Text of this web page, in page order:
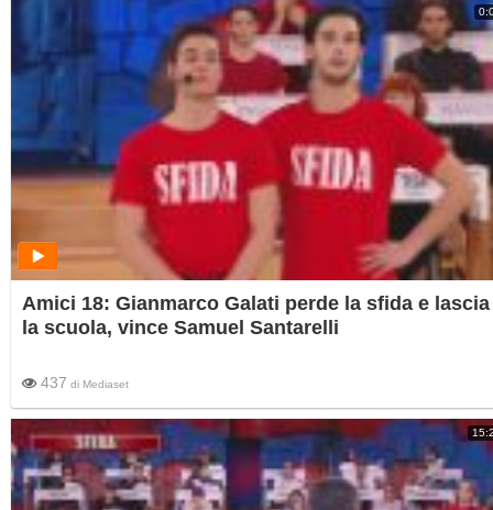
Amici 18: Gianmarco Galati perde la sfida e lascia
la scuola, vince Samuel Santarelli
437 di Mediaset